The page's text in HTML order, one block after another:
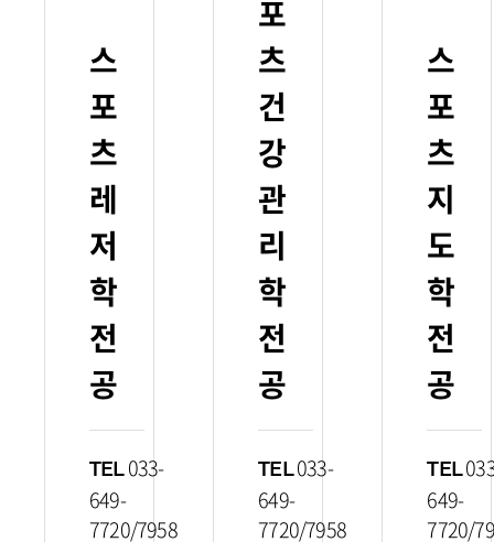
스
포
츠
레
저
학
전
공
TEL033-
649-
7720/7958
포
츠
건
강
관
리
학
전
공
TEL033-
649-
7720/7958
스
포
츠
지
도
학
전
공
TEL
649-
7720/